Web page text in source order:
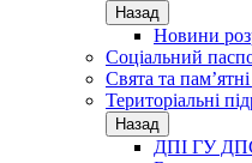
Назад
Новини
Соціальний
Свята та
Територіальні
Назад
ДПІ ГУ ДПС